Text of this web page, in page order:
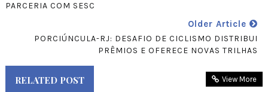
PARCERIA COM SESC
Older Article
PORCIÚNCULA-RJ: DESAFIO DE CICLISMO DISTRIBUI
PRÊMIOS E OFERECE NOVAS TRILHAS
RELATED POST View More